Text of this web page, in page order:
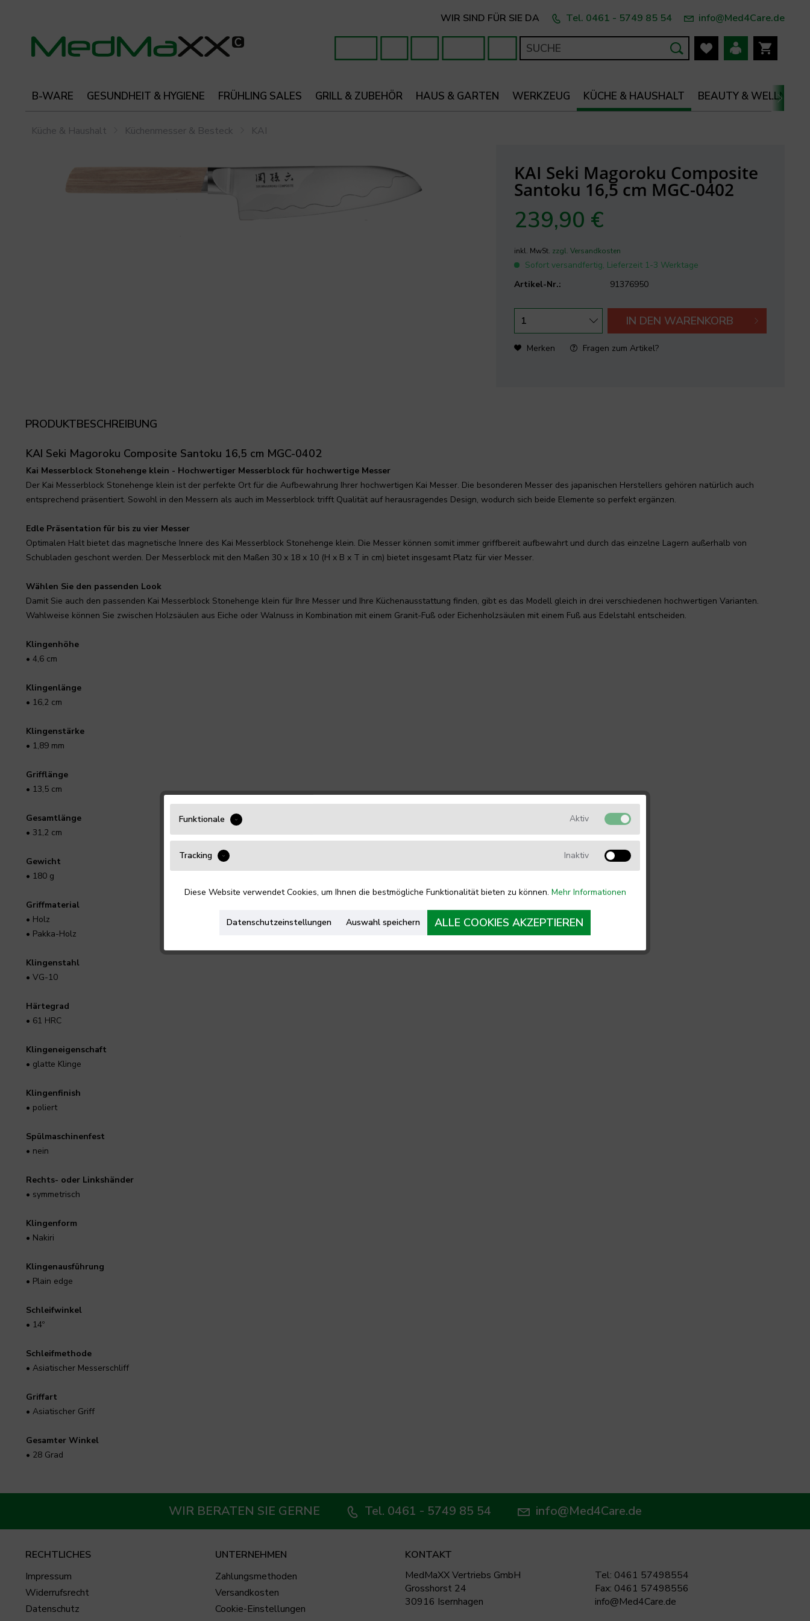
WIR SIND FÜR SIE DA Tel. 0461 - 5749 85 54 info@Med4Care.de
B-WARE GESUNDHEIT & HYGIENE FRÜHLING SALES GRILL & ZUBEHÖR HAUS & GARTEN WERKZEUG KÜCHE & HAUSHALT BEAUTY & WELLNESS

Küche & Haushalt Küchenmesser & Besteck KAI
KAI Seki Magoroku Composite
Santoku 16,5 cm MGC-0402
239,90 €
inkl. MwSt. zzgl. Versandkosten
Sofort versandfertig, Lieferzeit 1-3 Werktage
Artikel-Nr.:
91376950
IN DEN WARENKORB
Merken Fragen zum Artikel?
PRODUKTBESCHREIBUNG
KAI Seki Magoroku Composite Santoku 16,5 cm MGC-0402
Kai Messerblock Stonehenge klein - Hochwertiger Messerblock für hochwertige Messer
Der Kai Messerblock Stonehenge klein ist der perfekte Ort für die Aufbewahrung Ihrer hochwertigen Kai Messer. Die besonderen Messer des japanischen Herstellers gehören natürlich auch
entsprechend präsentiert. Sowohl in den Messern als auch im Messerblock trifft Qualität auf herausragendes Design, wodurch sich beide Elemente so perfekt ergänzen.
Edle Präsentation für bis zu vier Messer
Optimalen Halt bietet das magnetische Innere des Kai Messerblock Stonehenge klein. Die Messer können somit immer griffbereit aufbewahrt und durch das einzelne Lagern außerhalb von
Schubladen geschont werden. Der Messerblock mit den Maßen 30 x 18 x 10 (H x B x T in cm) bietet insgesamt Platz für vier Messer.
Wählen Sie den passenden Look
Damit Sie auch den passenden Kai Messerblock Stonehenge klein für Ihre Messer und Ihre Küchenausstattung finden, gibt es das Modell gleich in drei verschiedenen hochwertigen Varianten.
Wahlweise können Sie zwischen Holzsäulen aus Eiche oder Walnuss in Kombination mit einem Granit-Fuß oder Eichenholzsäulen mit einem Fuß aus Edelstahl entscheiden.
Klingenhöhe
• 4,6 cm
Klingenlänge
• 16,2 cm
Klingenstärke
• 1,89 mm
Grifflänge
• 13,5 cm
Gesamtlänge
• 31,2 cm
Gewicht
• 180 g
Griffmaterial
• Holz
• Pakka-Holz
Klingenstahl
• VG-10
Härtegrad
• 61 HRC
Klingeneigenschaft
• glatte Klinge
Klingenfinish
• poliert
Spülmaschinenfest
• nein
Rechts- oder Linkshänder
• symmetrisch
Klingenform
• Nakiri
Klingenausführung
• Plain edge
Schleifwinkel
• 14º
Schleifmethode
• Asiatischer Messerschliff
Griffart
• Asiatischer Griff
Gesamter Winkel
• 28 Grad
WIR BERATEN SIE GERNE Tel. 0461 - 5749 85 54 info@Med4Care.de
RECHTLICHES
Impressum
Widerrufsrecht
Datenschutz
UNTERNEHMEN
Zahlungsmethoden
Versandkosten
Cookie-Einstellungen
KONTAKT
MedMaXX Vertriebs GmbH
Grosshorst 24
30916 Isernhagen
Tel: 0461 57498554
Fax: 0461 57498556
info@Med4Care.de
Funktionale Aktiv
Tracking Inaktiv
Diese Website verwendet Cookies, um Ihnen die bestmögliche Funktionalität bieten zu können. Mehr Informationen
Datenschutzeinstellungen Auswahl speichern ALLE COOKIES AKZEPTIEREN